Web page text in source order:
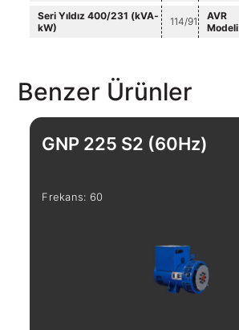
Seri Yıldız 400/231 (kVA-
kW)
114/91
AVR
Modeli
Benzer Ürünler
GNP 225 S2 (60Hz)
Frekans: 60